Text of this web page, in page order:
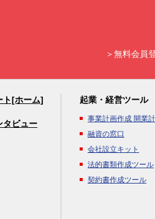
＞無料会員
ト[ホーム]
タビュー
起業・経営ツール
事業計画作成 開業
融資の窓口
会社設立キット
法的書類作成ツール
契約書作成ツール